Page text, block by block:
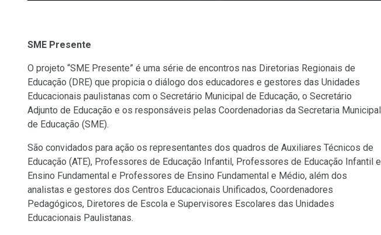
SME Presente
O projeto “SME Presente” é uma série de encontros nas Diretorias Regionais de
Educação (DRE) que propicia o diálogo dos educadores e gestores das Unidades
Educacionais paulistanas com o Secretário Municipal de Educação, o Secretário
Adjunto de Educação e os responsáveis pelas Coordenadorias da Secretaria Municipal
de Educação (SME).
São convidados para ação os representantes dos quadros de Auxiliares Técnicos de
Educação (ATE), Professores de Educação Infantil, Professores de Educação Infantil e
Ensino Fundamental e Professores de Ensino Fundamental e Médio, além dos
analistas e gestores dos Centros Educacionais Unificados, Coordenadores
Pedagógicos, Diretores de Escola e Supervisores Escolares das Unidades
Educacionais Paulistanas.